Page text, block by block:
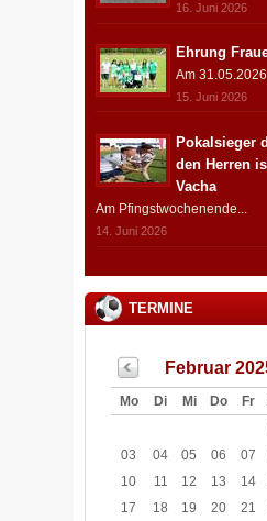
16. Juni 2026
Ehrung
Am
15. Juni 2026
Pokalsieger
den Herren
Vacha
Am Pfingstwochenende...
14. Juni 2026
TERMINE
Februar
Mo Di Mi Do Fr
03
04 05 06 07
10
11 12 13 14
17
18 19 20 21